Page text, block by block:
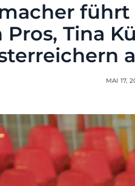
Pros, Tina
MAI 17,